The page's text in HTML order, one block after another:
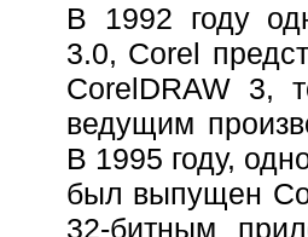
В 1992 году
3.0, Corel
CorelDRAW 3,
ведущим
В 1995 году,
был выпущен
32-битным